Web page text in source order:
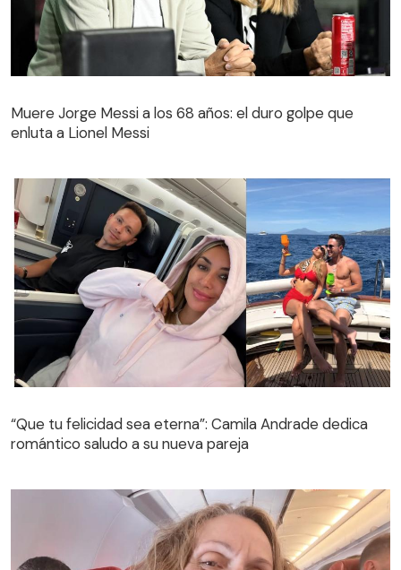
Muere Jorge Messi a los 68 años: el duro golpe que
enluta a Lionel Messi
“Que tu felicidad sea eterna”: Camila Andrade dedica
romántico saludo a su nueva pareja